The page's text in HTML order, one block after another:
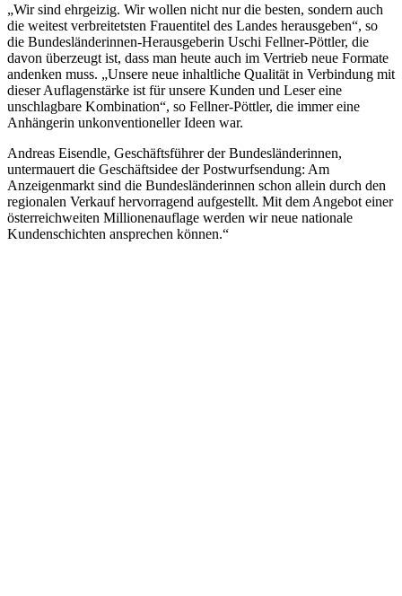
„Wir sind ehrgeizig. Wir wollen nicht nur die besten, sondern auch
die weitest verbreitetsten Frauentitel des Landes herausgeben“, so
die Bundesländerinnen-Herausgeberin Uschi Fellner-Pöttler, die
davon überzeugt ist, dass man heute auch im Vertrieb neue Formate
andenken muss. „Unsere neue inhaltliche Qualität in Verbindung mit
dieser Auflagenstärke ist für unsere Kunden und Leser eine
unschlagbare Kombination“, so Fellner-Pöttler, die immer eine
Anhängerin unkonventioneller Ideen war.
Andreas Eisendle, Geschäftsführer der Bundesländerinnen,
untermauert die Geschäftsidee der Postwurfsendung: Am
Anzeigenmarkt sind die Bundesländerinnen schon allein durch den
regionalen Verkauf hervorragend aufgestellt. Mit dem Angebot einer
österreichweiten Millionenauflage werden wir neue nationale
Kundenschichten ansprechen können.“